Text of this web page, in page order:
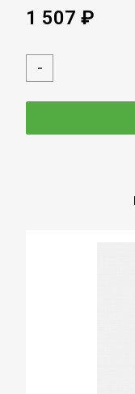
1 507 ₽
-